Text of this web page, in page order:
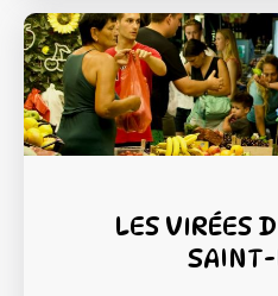
LES VIRÉES